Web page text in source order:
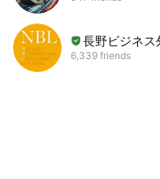
長野ビジネス
6,339 friends